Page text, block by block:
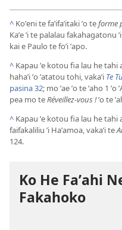
^ Koʼeni te faʼifaʼitaki ʼo teforme
Kaʼe ʼi te palalau fakahagatonu
kai e Paulo te foʼi ʼapo.
^ Kapau ʼe kotou fia lau he tahi
hahaʼi ʼo ʼatatou tohi, vakaʼi Te
pasina 32; mo ʼae ʼo te ʼaho 1
pea mo teRéveillez-vous !ʼo te
^ Kapau ʼe kotou fia lau he tahi
faifakaliliu ʼi Haʼamoa, vakaʼi te
124.
Ko He Faʼahi
Fakahoko